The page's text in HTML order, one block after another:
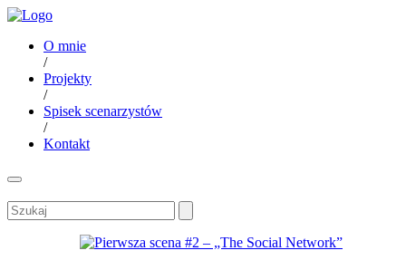
O mnie
/
Projekty
/
Spisek scenarzystów
/
Kontakt